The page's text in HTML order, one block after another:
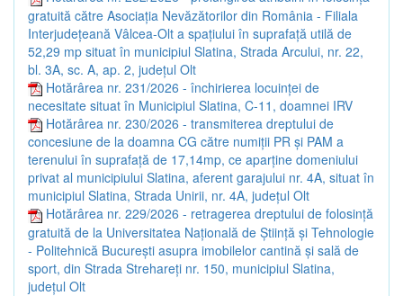
gratuită către Asociația Nevăzătorilor din România - Filiala
Interjudețeană Vâlcea-Olt a spațiului în suprafață utilă de
52,29 mp situat în municipiul Slatina, Strada Arcului, nr. 22,
bl. 3A, sc. A, ap. 2, județul Olt
Hotărârea nr. 231/2026 - închirierea locuinței de
necesitate situat în Municipiul Slatina, C-11, doamnei IRV
Hotărârea nr. 230/2026 - transmiterea dreptului de
concesiune de la doamna CG către numiții PR și PAM a
terenului în suprafață de 17,14mp, ce aparține domeniului
privat al municipiului Slatina, aferent garajului nr. 4A, situat în
municipiul Slatina, Strada Unirii, nr. 4A, județul Olt
Hotărârea nr. 229/2026 - retragerea dreptului de folosință
gratuită de la Universitatea Națională de Știință și Tehnologie
- Politehnică București asupra imobilelor cantină și sală de
sport, din Strada Strehareți nr. 150, municipiul Slatina,
județul Olt